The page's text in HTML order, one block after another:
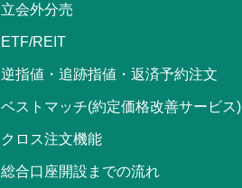
立会外分売
ETF/REIT
逆指値・追跡指値・返済予約注文
ベストマッチ(約定価格改善サービス)
クロス注文機能
総合口座開設までの流れ